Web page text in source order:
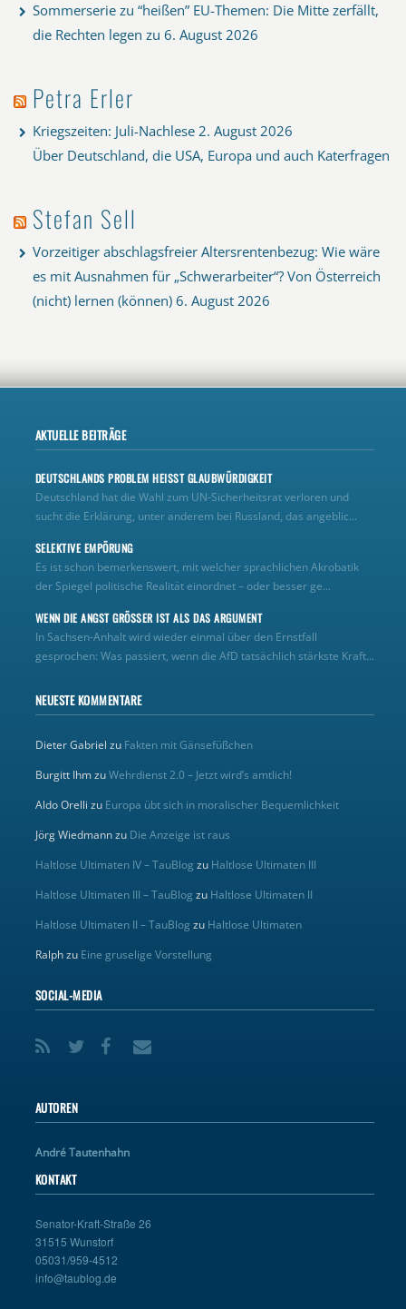
Sommerserie zu “heißen” EU-Themen: Die Mitte zerfällt,
die Rechten legen zu 6. August 2026
Petra Erler
Kriegszeiten: Juli-Nachlese 2. August 2026
Über Deutschland, die USA, Europa und auch Katerfragen
Stefan Sell
Vorzeitiger abschlagsfreier Altersrentenbezug: Wie wäre
es mit Ausnahmen für „Schwerarbeiter“? Von Österreich
(nicht) lernen (können) 6. August 2026
AKTUELLE BEITRÄGE
DEUTSCHLANDS PROBLEM HEISST GLAUBWÜRDIGKEIT
Deutschland hat die Wahl zum UN‑Sicherheitsrat verloren und
sucht die Erklärung, unter anderem bei Russland, das angeblic...
SELEKTIVE EMPÖRUNG
Es ist schon bemerkenswert, mit welcher sprachlichen Akrobatik
der Spiegel politische Realität einordnet – oder besser ge...
WENN DIE ANGST GRÖSSER IST ALS DAS ARGUMENT
In Sachsen-Anhalt wird wieder einmal über den Ernstfall
gesprochen: Was passiert, wenn die AfD tatsächlich stärkste Kraft...
NEUESTE KOMMENTARE
Dieter Gabriel zu Fakten mit Gänsefüßchen
Burgitt IhmzuWehrdienst 2.0 – Jetzt wird’s amtlich!
Aldo Orelli zu Europa übt sich in moralischer Bequemlichkeit
Jörg Wiedmannzu Die Anzeige ist raus
Haltlose Ultimaten IV – TauBlog zu Haltlose Ultimaten III
Haltlose Ultimaten III – TauBlog zu Haltlose Ultimaten II
Haltlose Ultimaten II – TauBlog zu Haltlose Ultimaten
Ralphzu Eine gruselige Vorstellung
SOCIAL-MEDIA
AUTOREN
André Tautenhahn
KONTAKT
Senator-Kraft-Straße 26
31515 Wunstorf
05031/959-4512
info@taublog.de